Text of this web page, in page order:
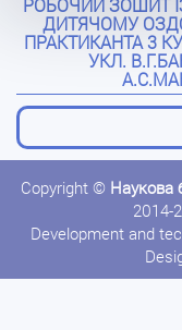
РОБОЧИЙ ЗОШИТ
ДИТЯЧОМУ
ПРАКТИКАНТА 3
УКЛ.
Copyright © Наукова
2014-
Development and